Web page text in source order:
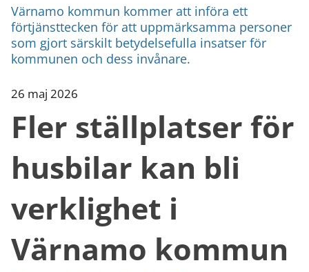
Värnamo kommun kommer att införa ett
förtjänsttecken för att uppmärksamma personer
som gjort särskilt betydelsefulla insatser för
kommunen och dess invånare.
26 maj 2026
Fler ställplatser för
husbilar kan bli
verklighet i
Värnamo kommun